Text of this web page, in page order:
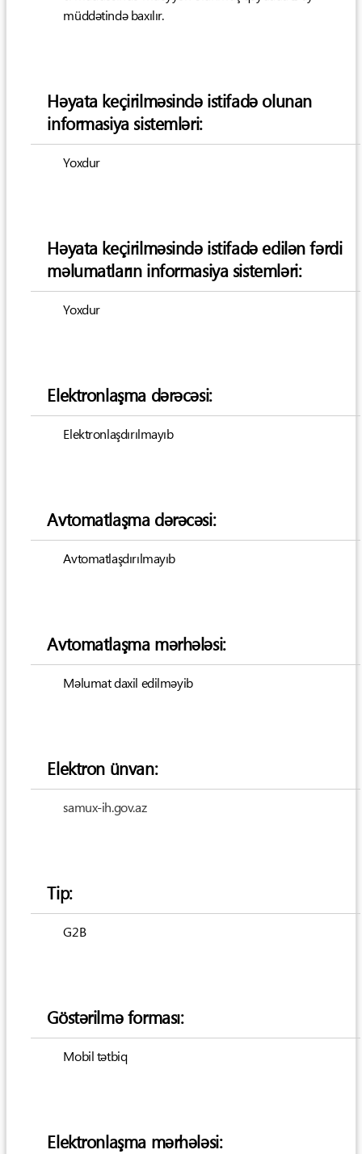
müddətində baxılır.
Həyata keçirilməsində istifadə olunan
informasiya sistemləri:
Yoxdur
Həyata keçirilməsində istifadə edilən fərdi
məlumatların informasiya sistemləri:
Yoxdur
Elektronlaşma dərəcəsi:
Elektronlaşdırılmayıb
Avtomatlaşma dərəcəsi:
Avtomatlaşdırılmayıb
Avtomatlaşma mərhələsi:
Məlumat daxil edilməyib
Elektron ünvan:
samux-ih.gov.az
Tip:
G2B
Göstərilmə forması:
Mobil tətbiq
Elektronlaşma mərhələsi: